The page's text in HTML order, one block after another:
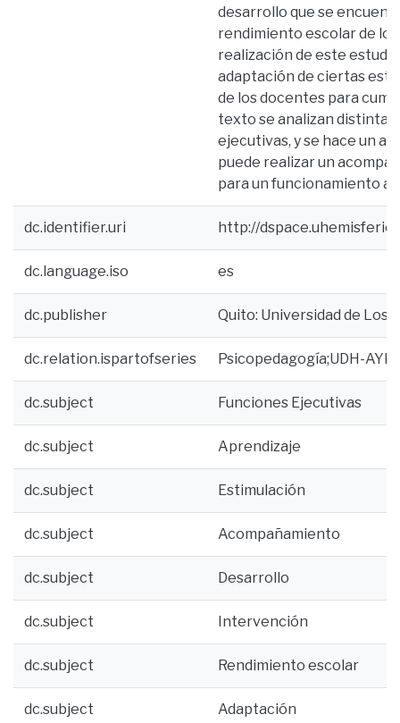
desarrollo que se
rendimiento escolar de
realización de este
adaptación de ciertas
de los docentes para
texto se analizan
ejecutivas, y se hace un
puede realizar un
para un funcionamiento
dc.identifier.uri http://
dc.language.iso es
dc.publisher Quito: Universidad de Los
dc.relation.ispartofseries Psicopedagogía;UDH-
dc.subject Funciones Ejecutivas
dc.subject Aprendizaje
dc.subject Estimulación
dc.subject Acompañamiento
dc.subject Desarrollo
dc.subject Intervención
dc.subject Rendimiento escolar
dc.subject Adaptación